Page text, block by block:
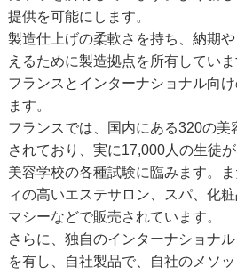
提供を可能にします。
製造仕上げの柔軟さを持ち、納期
えるために製造拠点を所有していま
フランスとインターナショナル向
ます。
フランスでは、国内にある320の美
されており、実に17,000人の生徒
美容学校の各種試験に臨みます。
ィの高いエステサロン、スパ、化
マシーなどで販売されています。
さらに、独自のインターナショナ
を有し、自社製品で、自社のメソ